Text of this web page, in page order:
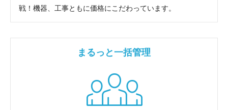
戦！機器、工事ともに価格にこだわっています。
まるっと一括管理